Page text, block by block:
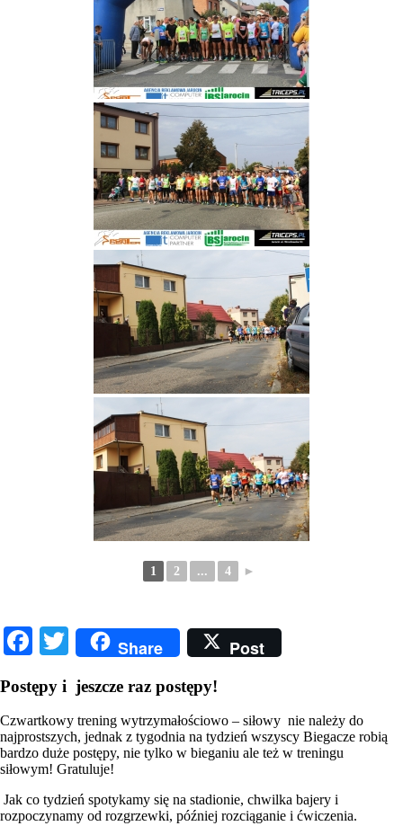
1 2 ... 4 ►
Facebook
Twitter
Share Post
Postępy i jeszcze raz postępy!
Czwartkowy trening wytrzymałościowo – siłowy nie należy do
najprostszych, jednak z tygodnia na tydzień wszyscy Biegacze robią
bardzo duże postępy, nie tylko w bieganiu ale też w treningu
siłowym! Gratuluje!
Jak co tydzień spotykamy się na stadionie, chwilka bajery i
rozpoczynamy od rozgrzewki, później rozciąganie i ćwiczenia.